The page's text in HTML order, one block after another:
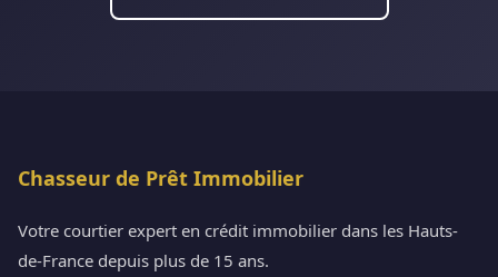
Chasseur de Prêt Immobilier
Votre courtier expert en crédit immobilier dans les Hauts-
de-France depuis plus de 15 ans.